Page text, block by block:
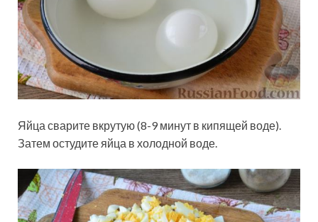
Яйца сварите вкрутую (8-9 минут в кипящей воде).
Затем остудите яйца в холодной воде.